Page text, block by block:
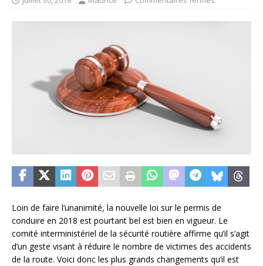
Loin de faire l’unanimité, la nouvelle loi sur le permis de
conduire en 2018 est pourtant bel est bien en vigueur. Le
comité interministériel de la sécurité routière affirme qu’il s’agit
d’un geste visant à réduire le nombre de victimes des accidents
de la route. Voici donc les plus grands changements qu’il est